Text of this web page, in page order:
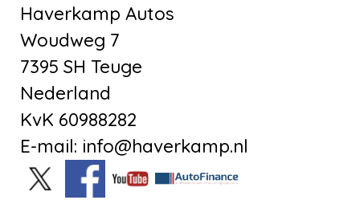
Haverkamp Autos
Woudweg 7
7395 SH Teuge
Nederland
KvK 60988282
E-mail: info@haverkamp.nl